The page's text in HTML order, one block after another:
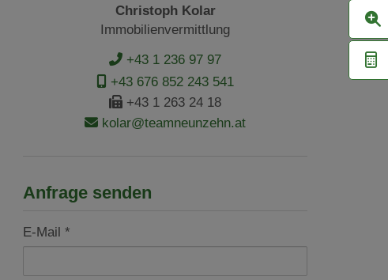
Christoph Kolar
Immobilienvermittlung
+43 1 236 97 97
+43 676 852 243 541
+43 1 263 24 18
kolar@teamneunzehn.at
Anfrage senden
E-Mail